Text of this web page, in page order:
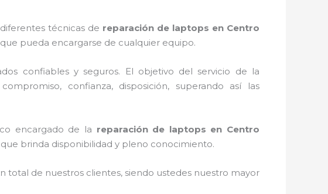
técnicas de reparación de laptops en Centro
pueda encargarse de cualquier equipo.
confiables y seguros. El objetivo del servicio de la
confianza, disposición, superando así las
encargado de la reparación de laptops en Centro
brinda disponibilidad y pleno conocimiento.
total de nuestros clientes, siendo ustedes nuestro mayor